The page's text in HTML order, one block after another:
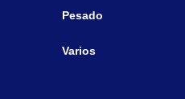
Pesado
Varios